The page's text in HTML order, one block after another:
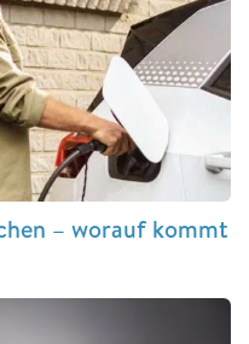
– worauf kommt